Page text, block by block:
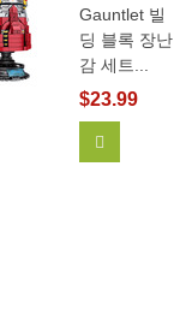
Gauntlet 빌
딩 블록 장난
감 세트...
$23.99